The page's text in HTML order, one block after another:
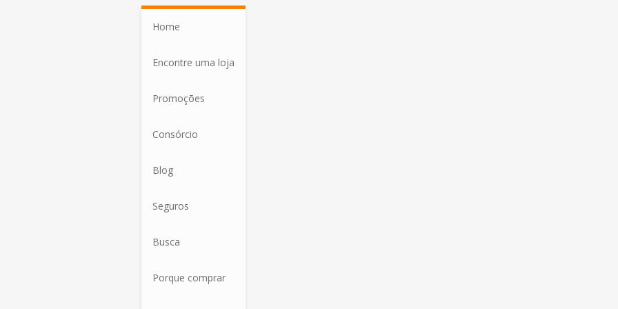
Home
Encontre uma loja
Promoções
Consórcio
Blog
Seguros
Busca
Porque comprar